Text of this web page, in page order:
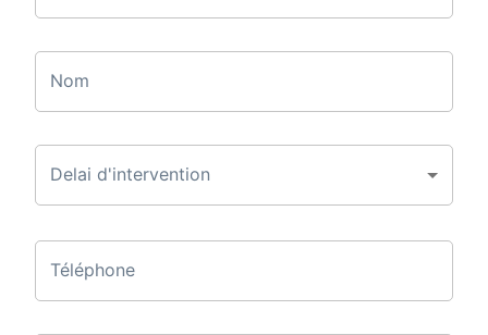
Nom
Delai d'intervention
Téléphone